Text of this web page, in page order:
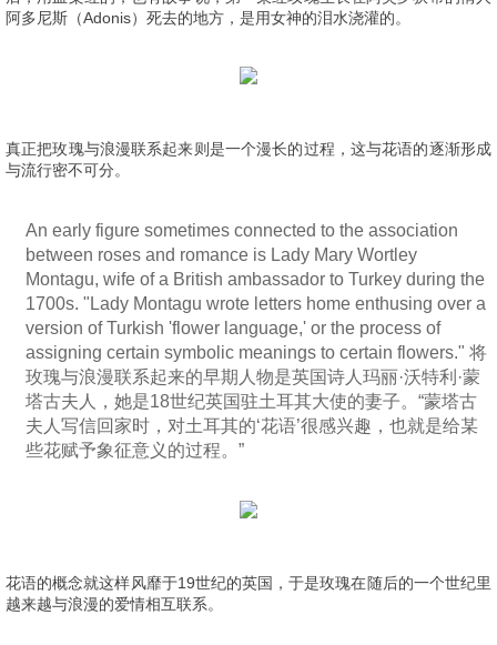
阿多尼斯（Adonis）死去的地方，是用女神的泪水浇灌的。
真正把玫瑰与浪漫联系起来则是一个漫长的过程，这与花语的逐渐形成
与流行密不可分。
An early figure sometimes connected to the association
between roses and romance is Lady Mary Wortley
Montagu, wife of a British ambassador to Turkey during the
1700s. "Lady Montagu wrote letters home enthusing over a
version of Turkish 'flower language,' or the process of
assigning certain symbolic meanings to certain flowers." 将
玫瑰与浪漫联系起来的早期人物是英国诗人玛丽·沃特利·蒙
塔古夫人，她是18世纪英国驻土耳其大使的妻子。“蒙塔古
夫人写信回家时，对土耳其的‘花语’很感兴趣，也就是给某
些花赋予象征意义的过程。”
花语的概念就这样风靡于19世纪的英国，于是玫瑰在随后的一个世纪里
越来越与浪漫的爱情相互联系。